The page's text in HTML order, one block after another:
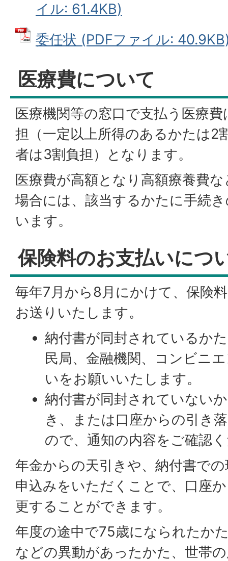
イル: 61.4KB)
委任状 (PDFファイル:
医療費について
医療機関等の窓口で支払う医療
担（一定以上所得のあるかたは2
者は3割負担）となります。
医療費が高額となり高額療養費
場合には、該当するかたに手続
います。
保険料のお支払いにつ
毎年7月から8月にかけて、保険
お送りいたします。
納付書が同封されているか
民局、金融機関、コンビニ
いをお願いいたします。
納付書が同封されていない
き、または口座からの引き
ので、通知の内容をご確認
年金からの天引きや、納付書で
申込みをいただくことで、口座
更することができます。
年度の途中で75歳になられたか
などの異動があったかた、世帯